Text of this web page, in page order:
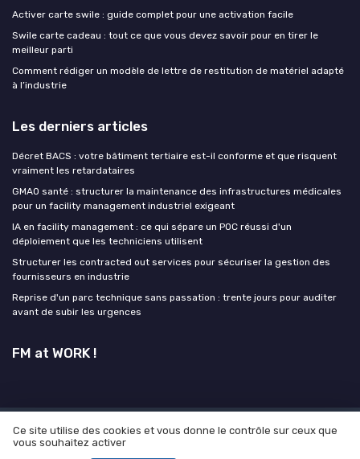
Activer carte swile : guide complet pour une activation facile
Swile carte cadeau : tout ce que vous devez savoir pour en tirer le
meilleur parti
Comment rédiger un modèle de lettre de restitution de matériel adapté
à l’industrie
Les derniers articles
Décret BACS : votre bâtiment tertiaire est-il conforme et que risquent
vraiment les retardataires
GMAO santé : structurer la maintenance des infrastructures médicales
pour un facility management industriel exigeant
IA en facility management : ce qui sépare un POC réussi d'un
déploiement que les techniciens utilisent
Structurer les contracted out services pour sécuriser la gestion des
fournisseurs en industrie
Reprise d'un parc technique sans passation : trente jours pour auditer
avant de subir les urgences
FM at WORK !
Mentions légales Politique de confidentialité
Grande
enquête 2025 sur l'IA et les facility manager
Ce site utilise des cookies et vous donne le contrôle sur ceux que
vous souhaitez activer